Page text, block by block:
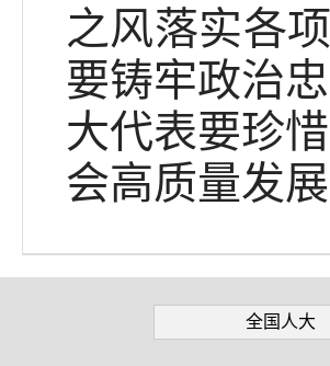
之风落实各
要铸牢政治
大代表要珍
会高质量发
全国人大